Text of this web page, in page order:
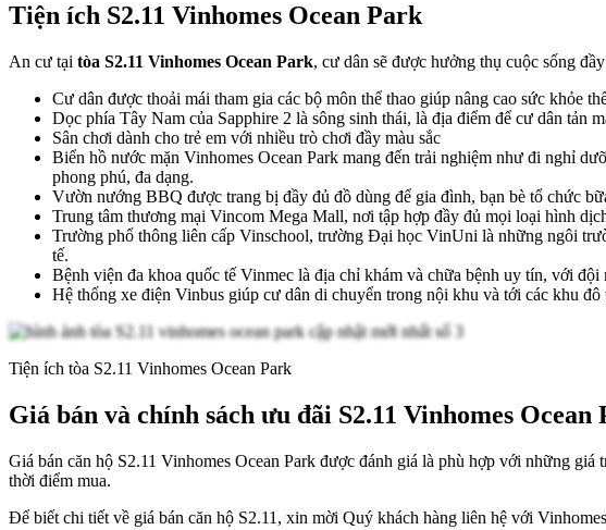
Tiện ích S2.11 Vinhomes Ocean Park
An cư tại tòa S2.11 Vinhomes Ocean Park, cư dân sẽ được hưởng thụ cuộc sống
Cư dân được thoải mái tham gia các bộ môn thể thao giúp nâng cao sức khỏe
Dọc phía Tây Nam của Sapphire 2 là sông sinh thái, là địa điểm để cư dân tản
Sân chơi dành cho trẻ em với nhiều trò chơi đầy màu sắc
Biển hồ nước mặn Vinhomes Ocean Park mang đến trải nghiệm như đi nghỉ
phong phú, đa dạng.
Vườn nướng BBQ được trang bị đầy đủ đồ dùng để gia đình, bạn bè tổ chức
Trung tâm thương mại Vincom Mega Mall, nơi tập hợp đầy đủ mọi loại hình
Trường phổ thông liên cấp Vinschool, trường Đại học VinUni là những ngôi
tế.
Bệnh viện đa khoa quốc tế Vinmec là địa chỉ khám và chữa bệnh uy tín, với
Hệ thống xe điện Vinbus giúp cư dân di chuyển trong nội khu và tới các khu
Tiện ích tòa S2.11 Vinhomes Ocean Park
Giá bán và chính sách ưu đãi S2.11 Vinhomes Ocean
Giá bán căn hộ S2.11 Vinhomes Ocean Park được đánh giá là phù hợp với những
thời điểm mua.
Để biết chi tiết về giá bán căn hộ S2.11, xin mời Quý khách hàng liên hệ với